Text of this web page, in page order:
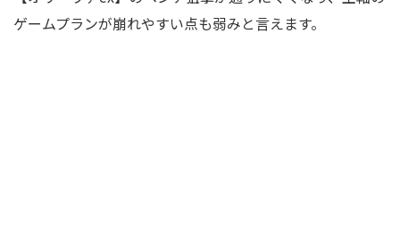
ゲームプランが崩れやすい点も弱みと言えます。